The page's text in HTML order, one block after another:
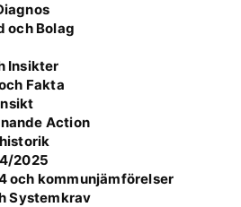
och Bolag
Insikter
Fakta
Action
2025
och kommunjämförelser
Systemkrav